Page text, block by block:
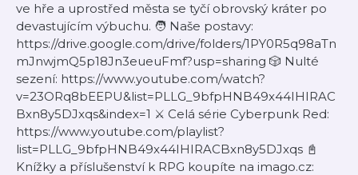
ve hře a uprostřed města se tyčí obrovský kráter po
devastujícím výbuchu. 🧑 Naše postavy:
https://drive.google.com/drive/folders/1PY0R5q98aTn
mJnwjmQ5p18Jn3eueuFmf?usp=sharing 🎲 Nulté
sezení: https://www.youtube.com/watch?
v=23ORq8bEEPU&list=PLLG_9bfpHNB49x44IHIRAC
Bxn8y5DJxqs&index=1 ⚔️ Celá série Cyberpunk Red:
https://www.youtube.com/playlist?
list=PLLG_9bfpHNB49x44IHIRACBxn8y5DJxqs 📓
Knížky a příslušenství k RPG koupíte na imago.cz: